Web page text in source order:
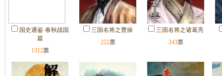
国史通鉴·春秋战国
篇
1312票
三国名将之曹操
222票
三国名将之诸葛亮
243票